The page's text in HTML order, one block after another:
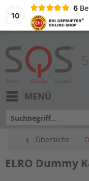
10
6
MENÜ
Übersicht
ELRO Dummy